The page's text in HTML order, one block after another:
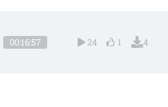
00:16:57 24 1 4